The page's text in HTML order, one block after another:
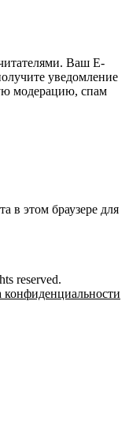
Ваш E-
уведомление
модерацию, спам
в этом браузере для
reserved.